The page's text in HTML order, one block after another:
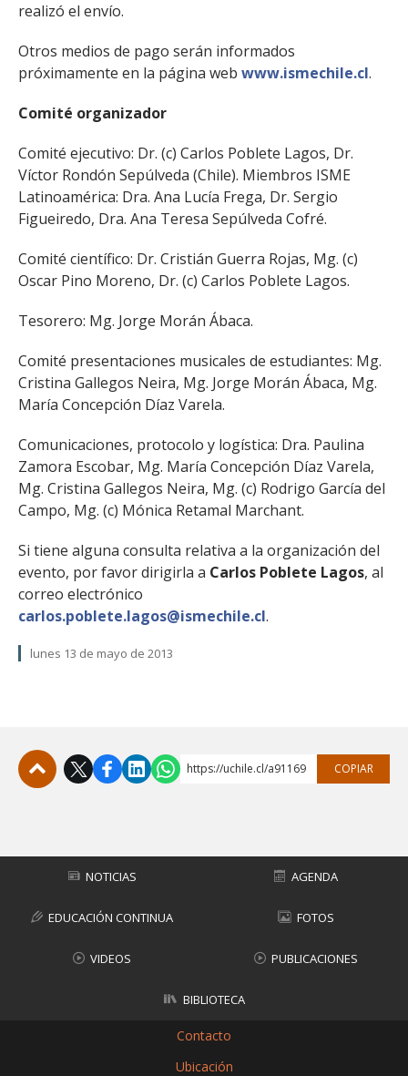
realizó el envío.
Otros medios de pago serán informados
próximamente en la página web www.ismechile.cl.
Comité organizador
Comité ejecutivo: Dr. (c) Carlos Poblete Lagos, Dr.
Víctor Rondón Sepúlveda (Chile). Miembros ISME
Latinoamérica: Dra. Ana Lucía Frega, Dr. Sergio
Figueiredo, Dra. Ana Teresa Sepúlveda Cofré.
Comité científico: Dr. Cristián Guerra Rojas, Mg. (c)
Oscar Pino Moreno, Dr. (c) Carlos Poblete Lagos.
Tesorero: Mg. Jorge Morán Ábaca.
Comité presentaciones musicales de estudiantes: Mg.
Cristina Gallegos Neira, Mg. Jorge Morán Ábaca, Mg.
María Concepción Díaz Varela.
Comunicaciones, protocolo y logística: Dra. Paulina
Zamora Escobar, Mg. María Concepción Díaz Varela,
Mg. Cristina Gallegos Neira, Mg. (c) Rodrigo García del
Campo, Mg. (c) Mónica Retamal Marchant.
Si tiene alguna consulta relativa a la organización del
evento, por favor dirigirla a Carlos Poblete Lagos, al
correo electrónico
carlos.poblete.lagos@ismechile.cl.
lunes 13 de mayo de 2013
https://uchile.cl/a91169 COPIAR
NOTICIAS AGENDA
EDUCACIÓN CONTINUA FOTOS
VIDEOS PUBLICACIONES
BIBLIOTECA
Contacto
Ubicación